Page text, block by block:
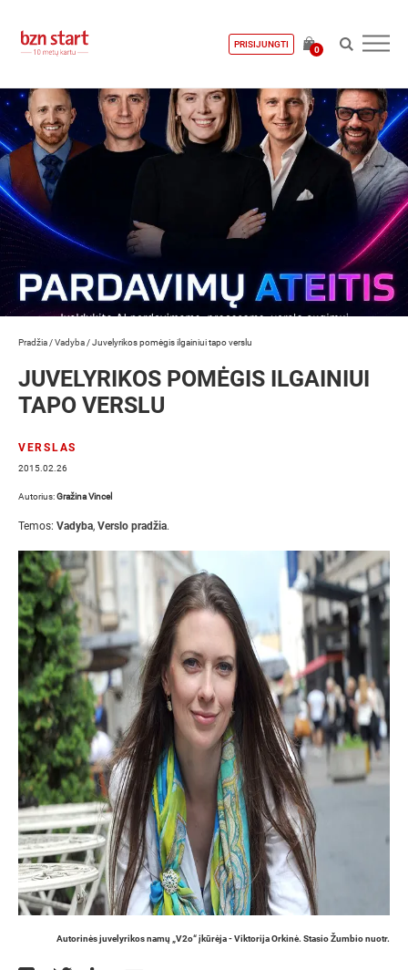
PRISIJUNGTI
0
Pradžia /Vadyba /Juvelyrikos pomėgis ilgainiui tapo verslu
JUVELYRIKOS POMĖGIS ILGAINIUI
TAPO VERSLU
VERSLAS
2015.02.26
Autorius:Gražina Vincel
Temos: Vadyba, Verslo pradžia.
Autorinės juvelyrikos namų „V2o“ įkūrėja - Viktorija Orkinė. Stasio Žumbio nuotr.